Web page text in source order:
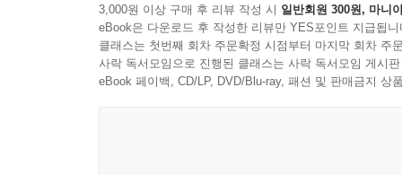
3,000원 이상 구매 후 리뷰 작성 시 일반회원 300원, 마니
eBook은 다운로드 후 작성한 리뷰만 YES포인트 지급됩니
클래스는 첫번째 회차 주문확정 시점부터 마지막 회차 주
사락 독서모임으로 진행된 클래스는 사락 독서모임 게시
eBook 페이백, CD/LP, DVD/Blu-ray, 패션 및 판매금지 상